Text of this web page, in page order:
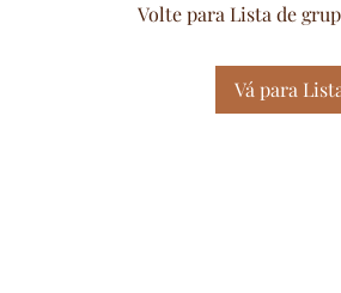
Volte para Lista de
Vá para